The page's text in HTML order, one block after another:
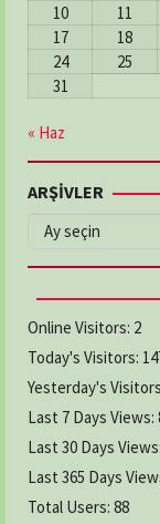
10
11
17
18
24
25
31
« Haz
ARŞİVLER
ARŞİVLER
Online Visitors: 2
Today's Visitors:
Yesterday's
Last 7 Days Views:
Last 30 Days Views:
Last 365 Days
Total Users: 88